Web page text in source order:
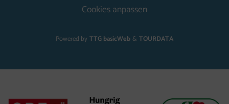
Cookies anpassen
Powered byTTG basicWeb & TOURDATA